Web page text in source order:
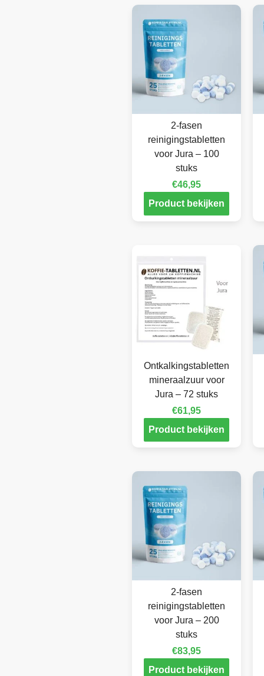
2-fasen
reinigingstabletten
voor Jura – 100
stuks
€46,95
Product bekijken
Ontkalkingstabletten
mineraalzuur voor
Jura – 72 stuks
€61,95
Product bekijken
2-fasen
reinigingstabletten
voor Jura – 200
stuks
€83,95
Product bekijken